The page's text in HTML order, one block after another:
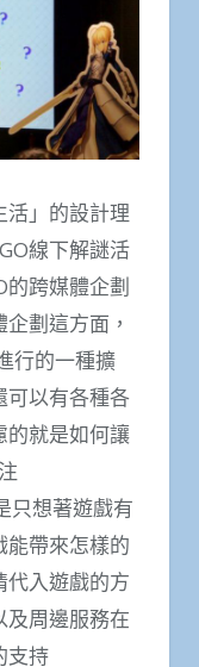
活」的設計理
線下解謎活
的跨媒體企劃
劃這方面，
行的一種擴
可以有各種各
的就是如何讓
只想著遊戲有
能帶來怎樣的
代入遊戲的方
及周邊服務在
支持